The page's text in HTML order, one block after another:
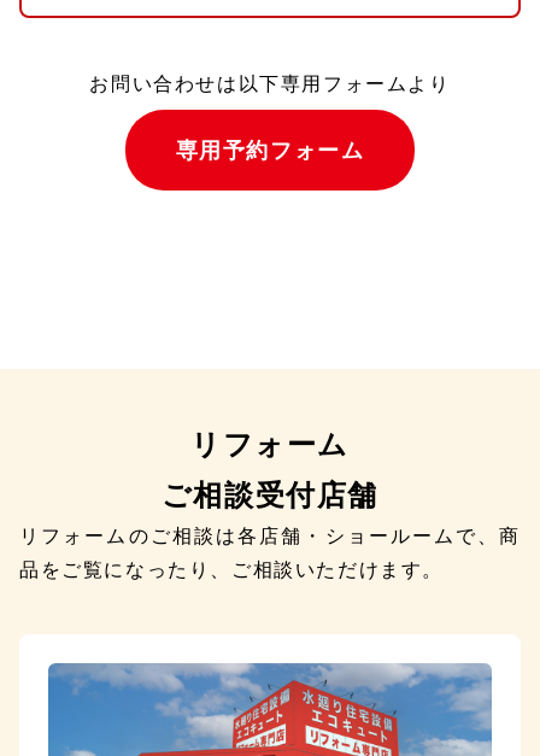
お問い合わせは以下専用フォームより
専用予約フォーム
リフォーム
ご相談受付店舗
リフォームのご相談は各店舗・ショールームで、商
品をご覧になったり、ご相談いただけます。